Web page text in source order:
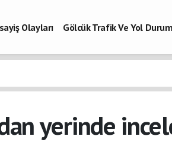
Olayları
Gölcük Trafik Ve Yol
yerinde